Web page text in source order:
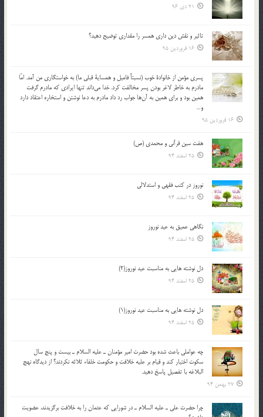
21 دی 96
تاثير و نقش دين داري همسر را مقداري توضيح دهيد؟
16 فروردین 95
پسري مؤمن از خانوادة خوب (نسبتاً فاميل و همساية قبلي ما) به خواستگاري من آمد. امّا
مادرم به خاطر لاغر بودن پسر مخالفت كرد. خدا مي‌داند تنها ايرادي كه مادرم گرفت
همين بود و براي همين به آن‌ها جواب رد داد مادرم به دعا نوشتن و استخاره اعتقاد دارد
و…
16 فروردین 95
هفت سین قرآنی و محمدی (ص)
25 اسفند 94
نوروز در كتب فقهى و استدلالى‏
25 اسفند 94
نگاهى عميق به عيد نوروز
25 اسفند 94
دل نوشته هایی به مناسبت عید نوروز(2)
25 اسفند 94
دل نوشته هایی به مناسبت عید نوروز(1)
25 اسفند 94
چه عواملي باعث شده بود حضرت امير مؤمنان ـ عليه السلام ـ بيست و پنج سال
سکوت اختيار کند و قيام بر عليه خلافت و حکومت خلفاء ثلاثه نکردند؟ از ديدگاه نهج
البلاغه با تفصيل پاسخ دهيد.
27 بهمن 94
چرا حضرت علي ـ عليه السلام ـ در شورايي كه عثمان را به خلافت برگزيدند، عضويت